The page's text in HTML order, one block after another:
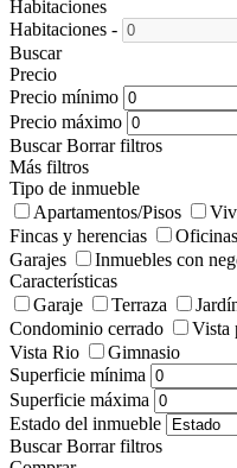
Habitaciones
Habitaciones -
Buscar
Precio
Precio mínimo
Precio máximo
Buscar Borrar filtros
Más filtros
Tipo de inmueble
Apartamentos/Pisos
Fincas y herencias
Oficinas
Garajes
Inmuebles con
Características
Garaje
Terraza
Condominio cerrado
Vista
Vista Rio
Gimnasio
Superficie mínima
Superficie máxima
Estado del inmueble
Buscar Borrar filtros